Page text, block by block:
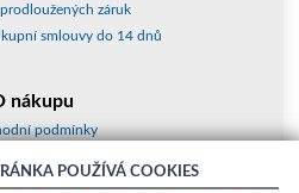
záruk
smlouvy do 14 dnů
nákupu
podmínky
POUŽÍVÁ COOKIES